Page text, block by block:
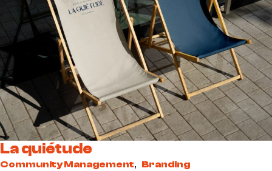
La quiétude
Community Management, Branding